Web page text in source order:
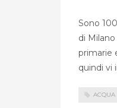
Sono
di
primarie
quindi vi
ACQUA